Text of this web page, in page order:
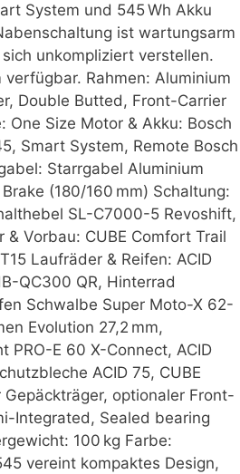
System und 545 Wh Akku
ist wartungsarm
unkompliziert verstellen.
Rahmen: Aluminium
Double Butted, Front-Carrier
One Size Motor & Akku: Bosch
Smart System, Remote Bosch
Starrgabel Aluminium
(180/160 mm) Schaltung:
SL-C7000-5 Revoshift,
Vorbau: CUBE Comfort Trail
Laufräder & Reifen: ACID
QC300 QR, Hinterrad
Schwalbe Super Moto-X 62-
Evolution 27,2 mm,
PRO-E 60 X-Connect, ACID
ACID 75, CUBE
optionaler Front-
Integrated, Sealed bearing
100 kg Farbe:
vereint kompaktes Design,